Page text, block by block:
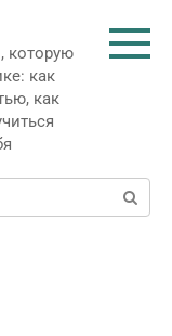
которую
как
как